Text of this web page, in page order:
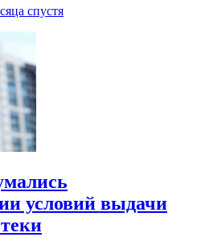
спустя
условий выдачи